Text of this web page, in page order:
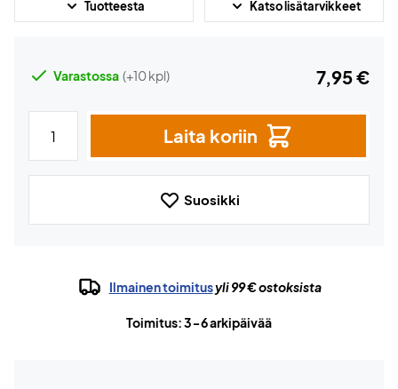
Tuotteesta Katso lisätarvikkeet
Varastossa (+10 kpl) 7,95 €
Laita koriin
Suosikki
Ilmainen toimitusyli 99 € ostoksista
Toimitus: 3-6 arkipäivää